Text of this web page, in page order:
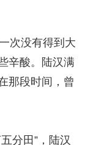
次没有得到大
辛酸。陆汉满
那段时间，曾
分田”，陆汉